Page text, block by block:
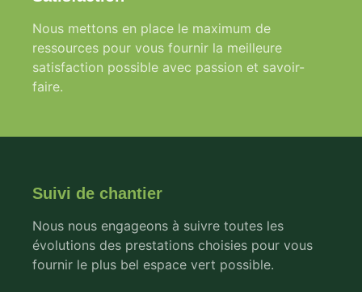
Nous mettons en place le maximum de
ressources pour vous fournir la meilleure
satisfaction possible avec passion et savoir-
faire.
Suivi de chantier
Nous nous engageons à suivre toutes les
évolutions des prestations choisies pour vous
fournir le plus bel espace vert possible.